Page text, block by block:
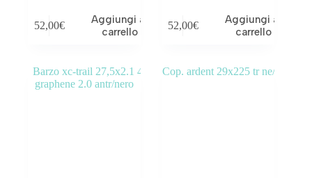
52,00€
Aggiungi al
carrello
52,00€
Aggiungi al
carrello